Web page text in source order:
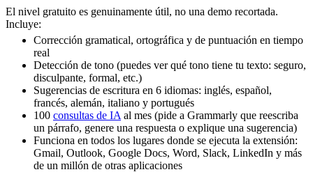
El nivel gratuito es genuinamente útil, no una demo recortada.
Incluye:
Corrección gramatical, ortográfica y de puntuación en tiempo
real
Detección de tono (puedes ver qué tono tiene tu texto: seguro,
disculpante, formal, etc.)
Sugerencias de escritura en 6 idiomas: inglés, español,
francés, alemán, italiano y portugués
100 consultas de IA al mes (pide a Grammarly que reescriba
un párrafo, genere una respuesta o explique una sugerencia)
Funciona en todos los lugares donde se ejecuta la extensión:
Gmail, Outlook, Google Docs, Word, Slack, LinkedIn y más
de un millón de otras aplicaciones